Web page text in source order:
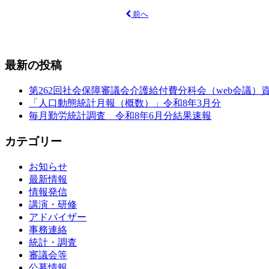
前へ
最新の投稿
第262回社会保障審議会介護給付費分科会（web会議）
「人口動態統計月報（概数）」令和8年3月分
毎月勤労統計調査 令和8年6月分結果速報
カテゴリー
お知らせ
最新情報
情報発信
講演・研修
アドバイザー
事務連絡
統計・調査
審議会等